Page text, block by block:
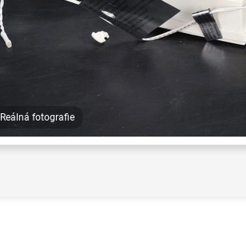
Reálná fotografie